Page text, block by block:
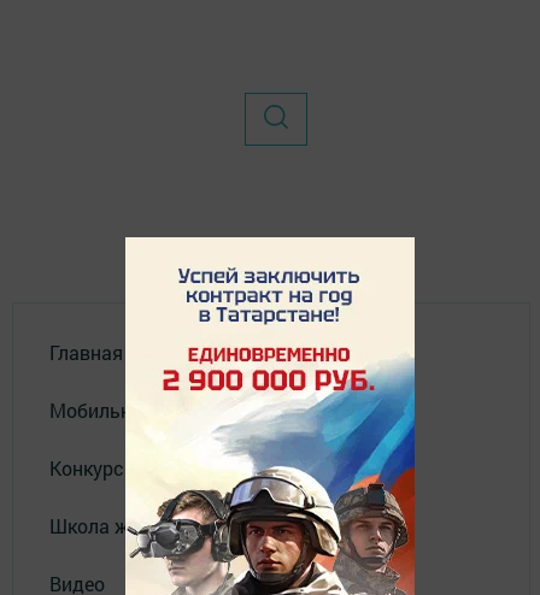
Главная
Мобильный репортер
Конкурсы
Школа журналистики
Видео